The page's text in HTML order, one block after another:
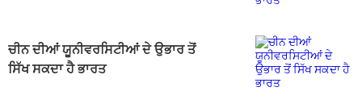
ਚੀਨ ਦੀਆਂ ਯੂਨੀਵਰਸਿਟੀਆਂ ਦੇ ਉਭਾਰ ਤੋਂ
ਸਿੱਖ ਸਕਦਾ ਹੈ ਭਾਰਤ